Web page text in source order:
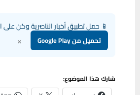
📱 حمل تطبيق أخبار الناصرية وكن على
تحميل من Google Play ×
شارك هذا الموضوع: